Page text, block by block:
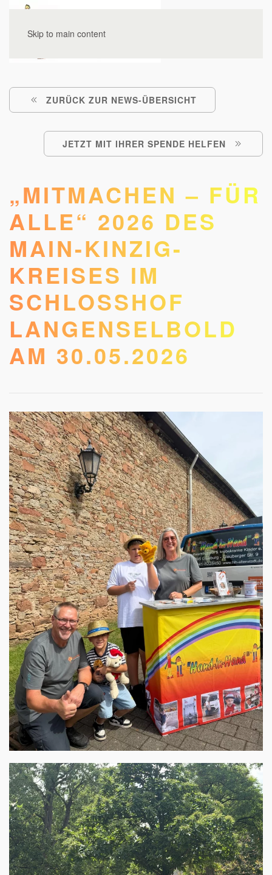
Skip to main content
ZURÜCK ZUR NEWS-ÜBERSICHT
JETZT MIT IHRER SPENDE HELFEN
„MITMACHEN – FÜR
ALLE“ 2026 DES
MAIN-KINZIG-
KREISES IM
SCHLOSSHOF
LANGENSELBOLD
AM 30.05.2026